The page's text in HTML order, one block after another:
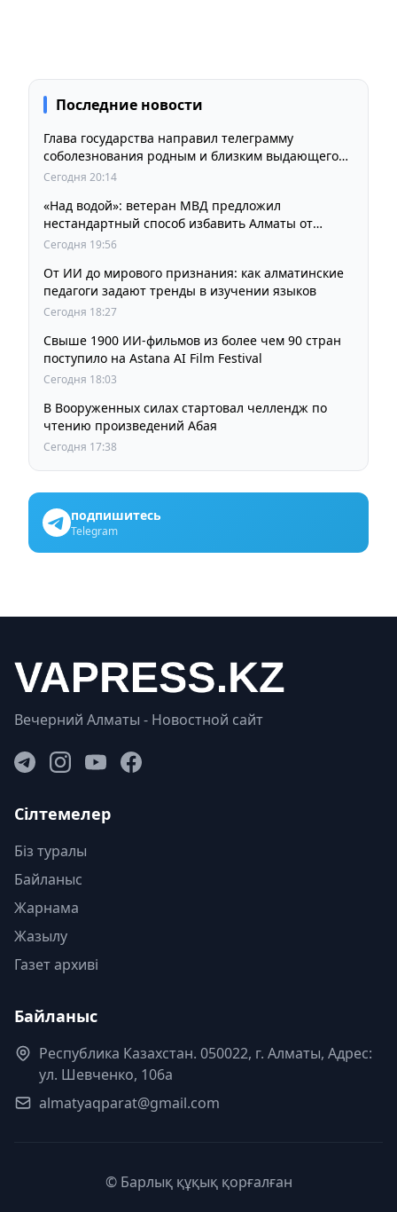
Последние новости
Глава государства направил телеграмму
соболезнования родным и близким выдающегося
кинорежиссера Ардака Амиркулова
Сегодня 20:14
«Над водой»: ветеран МВД предложил
нестандартный способ избавить Алматы от
пробок и смога
Сегодня 19:56
От ИИ до мирового признания: как алматинские
педагоги задают тренды в изучении языков
Сегодня 18:27
Свыше 1900 ИИ-фильмов из более чем 90 стран
поступило на Astana AI Film Festival
Сегодня 18:03
В Вооруженных силах стартовал челлендж по
чтению произведений Абая
Сегодня 17:38
подпишитесь
Telegram
Вечерний Алматы - Новостной сайт
Сілтемелер
Біз туралы
Байланыс
Жарнама
Жазылу
Газет архиві
Байланыс
Республика Казахстан. 050022, г. Алматы, Адрес:
ул. Шевченко, 106а
almatyaqparat@gmail.com
© Барлық құқық қорғалған